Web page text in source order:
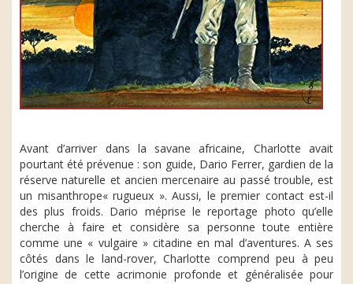
Avant d’arriver dans la savane africaine, Charlotte avait
pourtant été prévenue : son guide, Dario Ferrer, gardien de la
réserve naturelle et ancien mercenaire au passé trouble, est
un misanthrope« rugueux ». Aussi, le premier contact est-il
des plus froids. Dario méprise le reportage photo qu’elle
cherche à faire et considère sa personne toute entière
comme une « vulgaire » citadine en mal d’aventures. A ses
côtés dans le land-rover, Charlotte comprend peu à peu
l’origine de cette acrimonie profonde et généralisée pour